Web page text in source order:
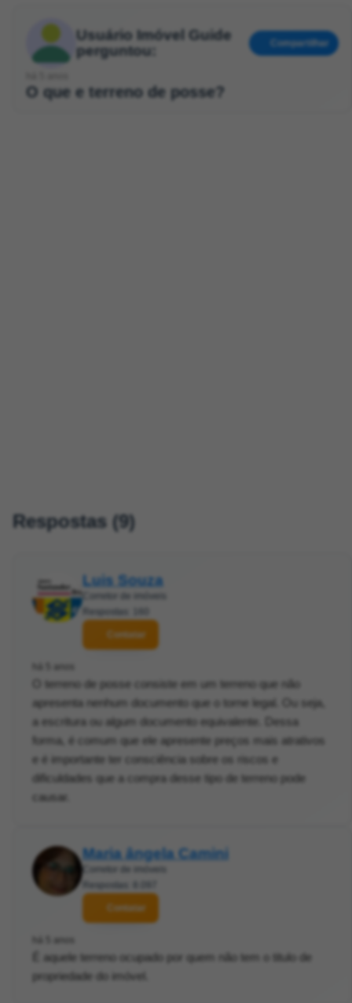
Usuário Imóvel Guide
perguntou:
Compartilhar
O que e terreno de posse?
Respostas (9)
Luis Souza
Contatar
O terreno de posse consiste em um terreno que não
apresenta nenhum documento que o torne legal. Ou seja,
a escritura ou algum documento equivalente. Dessa
forma, é comum que ele apresente preços mais atrativos
e é importante ter consciência sobre os riscos e
dificuldades que a compra desse tipo de terreno pode
causar.
Maria ângela Camini
Contatar
É aquele terreno ocupado por quem não tem o titulo de
propriedade do imóvel.